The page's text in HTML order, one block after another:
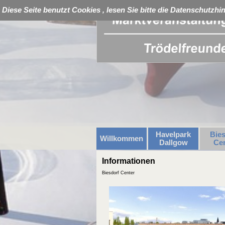
Diese Seite benutzt Cookies , lesen Sie bitte die
Willkommen
Havelpark
Dallgow
Informationen
Biesdorf Center